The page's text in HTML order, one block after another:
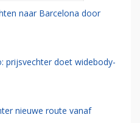
naar Barcelona door
prijsvechter doet widebody-
nieuwe route vanaf